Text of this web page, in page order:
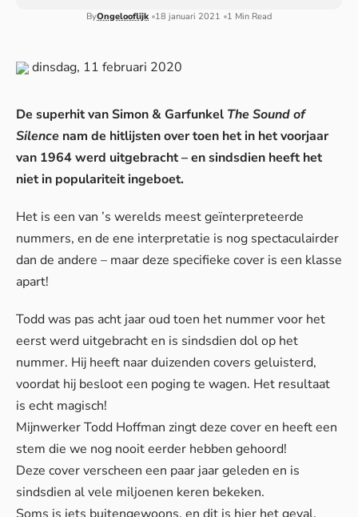
ByOngelooflijk 18 januari 2021 1 Min Read
dinsdag, 11 februari 2020
De superhit van Simon & Garfunkel The Sound of
Silence nam de hitlijsten over toen het in het voorjaar
van 1964 werd uitgebracht – en sindsdien heeft het
niet in populariteit ingeboet.
Het is een van ’s werelds meest geïnterpreteerde
nummers, en de ene interpretatie is nog spectaculairder
dan de andere – maar deze specifieke cover is een klasse
apart!
Todd was pas acht jaar oud toen het nummer voor het
eerst werd uitgebracht en is sindsdien dol op het
nummer. Hij heeft naar duizenden covers geluisterd,
voordat hij besloot een poging te wagen. Het resultaat
is echt magisch!
Mijnwerker Todd Hoffman zingt deze cover en heeft een
stem die we nog nooit eerder hebben gehoord!
Deze cover verscheen een paar jaar geleden en is
sindsdien al vele miljoenen keren bekeken.